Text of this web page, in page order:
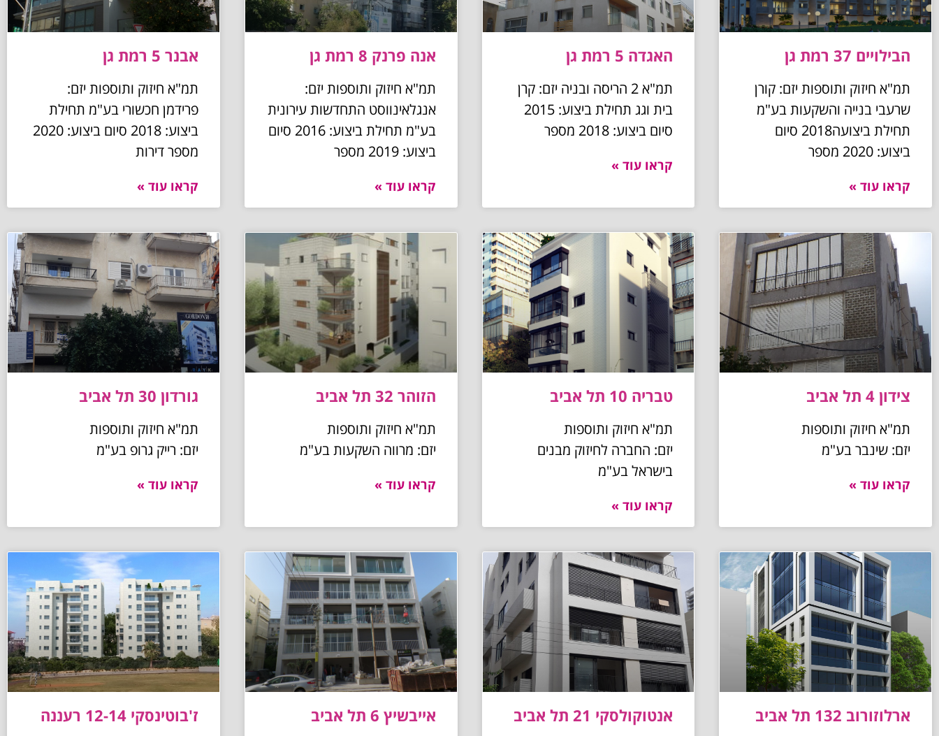
הבילויים 37 רמת גן
תמ"א חיזוק ותוספות יזם: קורן
שרעבי בנייה והשקעות בע"מ
תחילת ביצועה2018 סיום
ביצוע: 2020 מספר
קראו עוד »
האגדה 5 רמת גן
תמ"א 2 הריסה ובניה יזם: קרן
בית וגג תחילת ביצוע: 2015
סיום ביצוע: 2018 מספר
קראו עוד »
אנה פרנק 8 רמת גן
תמ"א חיזוק ותוספות יזם:
אנגלאינווסט התחדשות עירונית
בע"מ תחילת ביצוע: 2016 סיום
ביצוע: 2019 מספר
קראו עוד »
אבנר 5 רמת גן
תמ"א חיזוק ותוספות יזם:
פרידמן חכשורי בע"מ תחילת
ביצוע: 2018 סיום ביצוע: 2020
מספר דירות
קראו עוד »
צידון 4 תל אביב
תמ"א חיזוק ותוספות
יזם: שינבר בע"מ
קראו עוד »
טבריה 10 תל אביב
תמ"א חיזוק ותוספות
יזם: החברה לחיזוק מבנים
בישראל בע"מ
קראו עוד »
הזוהר 32 תל אביב
תמ"א חיזוק ותוספות
יזם: מרווה השקעות בע"מ
קראו עוד »
גורדון 30 תל אביב
תמ"א חיזוק ותוספות
יזם: רייק גרופ בע"מ
קראו עוד »
ארלוזורוב 132 תל אביב אנטוקולסקי 21 תל אביב אייבשיץ 6 תל אביב ז'בוטינסקי 12-14 רעננה